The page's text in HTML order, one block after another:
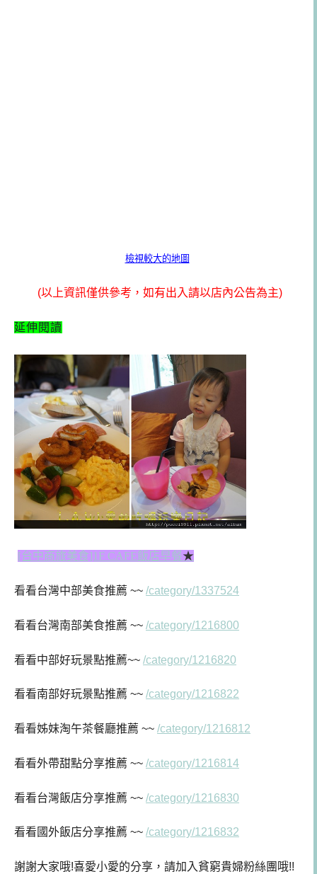
檢視較大的地圖
(以上資訊僅供參考，如有出入請以店內公告為主)
延伸閱讀
[台中商旅美食]1F CAFE飯店早餐★
看看台灣中部美食推薦 ~~ /category/1337524
看看台灣南部美食推薦 ~~ /category/1216800
看看中部好玩景點推薦~~ /category/1216820
看看南部好玩景點推薦 ~~ /category/1216822
看看姊妹淘午茶餐廳推薦 ~~ /category/1216812
看看外帶甜點分享推薦 ~~ /category/1216814
看看台灣飯店分享推薦 ~~ /category/1216830
看看國外飯店分享推薦 ~~ /category/1216832
謝謝大家哦!喜愛小愛的分享，請加入貧窮貴婦粉絲團哦!!